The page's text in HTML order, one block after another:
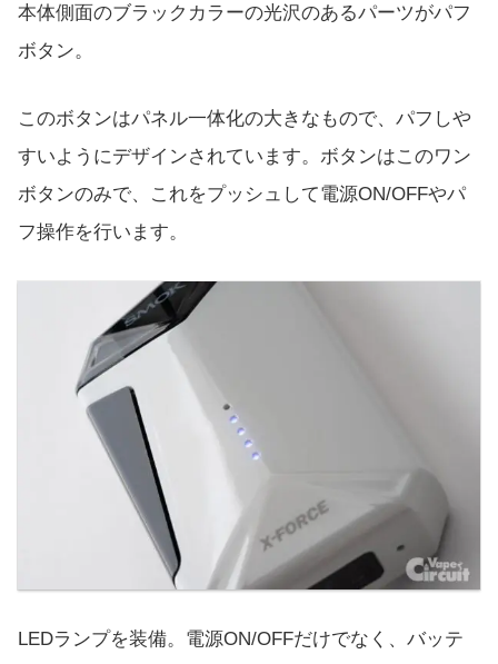
本体側面のブラックカラーの光沢のあるパーツがパフ
ボタン。
このボタンはパネル一体化の大きなもので、パフしや
すいようにデザインされています。ボタンはこのワン
ボタンのみで、これをプッシュして電源ON/OFFやパ
フ操作を行います。
LEDランプを装備。電源ON/OFFだけでなく、バッテ